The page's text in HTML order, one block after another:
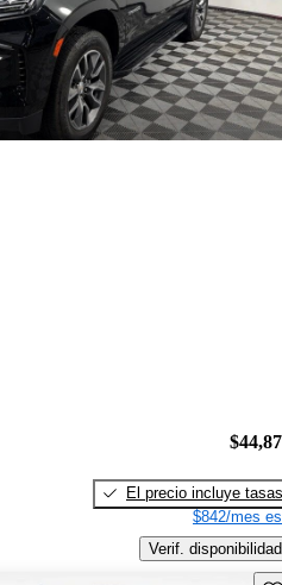
El precio incluye tasas
$842/mes
Verif. disponibilidad